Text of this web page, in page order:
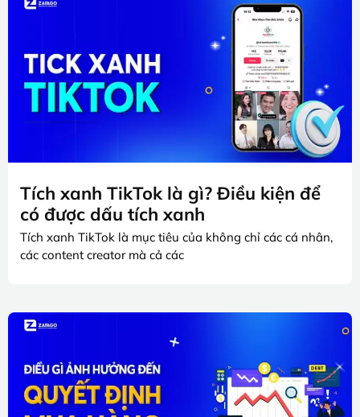
Tích xanh TikTok là gì? Điều kiện để
có được dấu tích xanh
Tích xanh TikTok là mục tiêu của không chỉ các cá nhân,
các content creator mà cả các